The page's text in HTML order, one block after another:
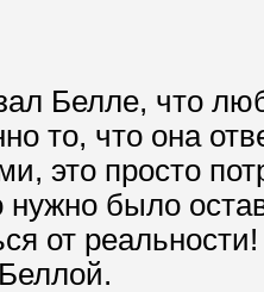
Белле, что
то, что она
это просто
нужно было
от